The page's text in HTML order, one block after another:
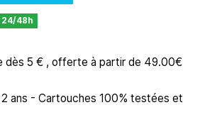
24/48h
dès 5 € , offerte à partir de 49.00€
ans - Cartouches 100% testées et